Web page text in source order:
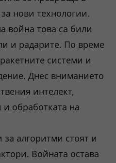
нови технологии.
война това са били
и радарите. По време
системи и
Днес вниманието
интелект,
обработката на
алгоритми стоят и
Войната остава